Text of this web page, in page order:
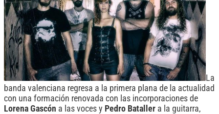
La
banda valenciana regresa a la primera plana de la actualidad
con una formación renovada con las incorporaciones de
Lorena Gascón a las voces y Pedro Bataller a la guitarra,